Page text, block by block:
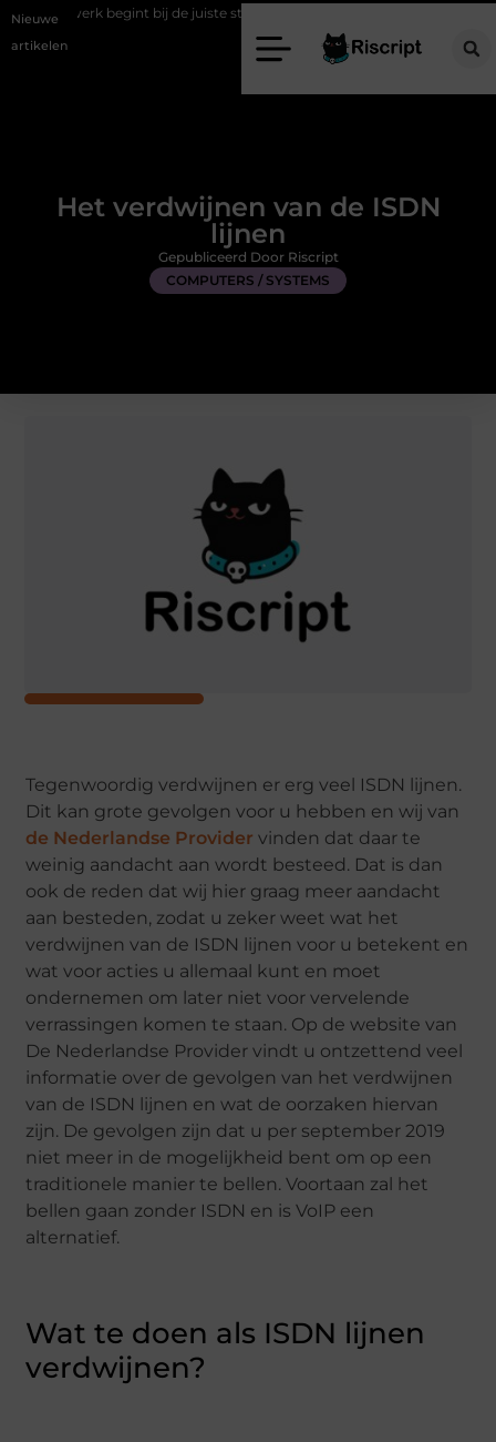
Nieuwe
artikelen
bij de juiste stretch werkbroek
Het verdwijnen van de ISDN
lijnen
COMPUTERS / SYSTEMS
Gepubliceerd Door Riscript
Tegenwoordig verdwijnen er erg veel ISDN lijnen.
Dit kan grote gevolgen voor u hebben en wij van
de Nederlandse Provider vinden dat daar te
weinig aandacht aan wordt besteed. Dat is dan
ook de reden dat wij hier graag meer aandacht
aan besteden, zodat u zeker weet wat het
verdwijnen van de ISDN lijnen voor u betekent en
wat voor acties u allemaal kunt en moet
ondernemen om later niet voor vervelende
verrassingen komen te staan. Op de website van
De Nederlandse Provider vindt u ontzettend veel
informatie over de gevolgen van het verdwijnen
van de ISDN lijnen en wat de oorzaken hiervan
zijn. De gevolgen zijn dat u per september 2019
niet meer in de mogelijkheid bent om op een
traditionele manier te bellen. Voortaan zal het
bellen gaan zonder ISDN en is VoIP een
alternatief.
Wat te doen als ISDN lijnen
verdwijnen?